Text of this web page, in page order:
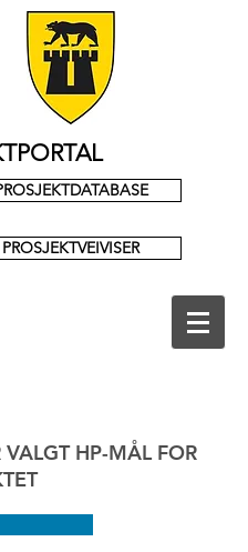
PROSJEKTVEIVISER
VALGT HP-MÅL FOR